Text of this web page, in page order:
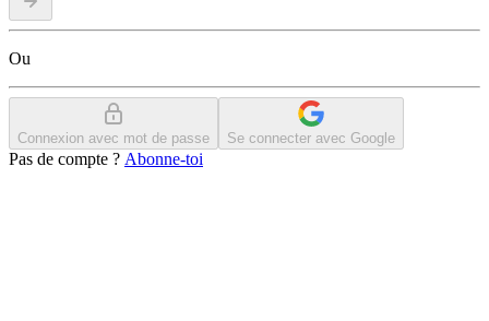
Ou
Connexion avec mot de passe Se connecter avec Google
Pas de compte ? Abonne-toi